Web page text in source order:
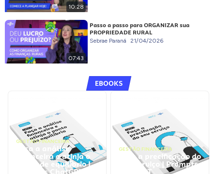
10:28
07:43
Passo a passo para ORGANIZAR sua
PROPRIEDADE RURAL
Sebrae Paraná 21/04/2026
EBOOKS
GESTÃO FINANCEIRA
Faça a análise
financeira e atinja o
ponto de equilíbrio |
Prompts ChatGPT
GESTÃO FINANCEIRA
Faça a precificação do
seu serviço | Prompts
ChatGPT